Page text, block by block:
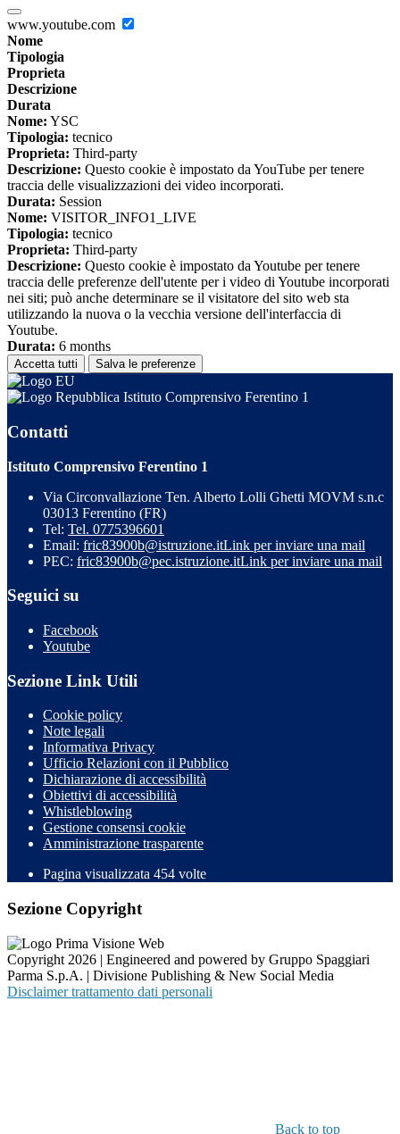
www.youtube.com
Nome
Tipologia
Proprieta
Descrizione
Durata
Nome: YSC
Tipologia: tecnico
Proprieta: Third-party
Descrizione: Questo cookie è impostato da YouTube per tenere
traccia delle visualizzazioni dei video incorporati.
Durata: Session
Nome: VISITOR_INFO1_LIVE
Tipologia: tecnico
Proprieta: Third-party
Descrizione: Questo cookie è impostato da Youtube per tenere
traccia delle preferenze dell'utente per i video di Youtube incorporati
nei siti; può anche determinare se il visitatore del sito web sta
utilizzando la nuova o la vecchia versione dell'interfaccia di
Youtube.
Durata: 6 months
Accetta tutti Salva le preferenze
Istituto Comprensivo Ferentino 1
Contatti
Istituto Comprensivo Ferentino 1
Via Circonvallazione Ten. Alberto Lolli Ghetti MOVM s.n.c
03013 Ferentino (FR)
Tel: Tel. 0775396601
Email: fric83900b@istruzione.itLink per inviare una mail
PEC: fric83900b@pec.istruzione.itLink per inviare una mail
Seguici su
Facebook
Youtube
Sezione Link Utili
Cookie policy
Note legali
Informativa Privacy
Ufficio Relazioni con il Pubblico
Dichiarazione di accessibilità
Obiettivi di accessibilità
Whistleblowing
Gestione consensi cookie
Amministrazione trasparente
Pagina visualizzata 454 volte
Sezione Copyright
Copyright 2026 | Engineered and powered by Gruppo Spaggiari
Parma S.p.A. | Divisione Publishing & New Social Media
Disclaimer trattamento dati personali
Back to top